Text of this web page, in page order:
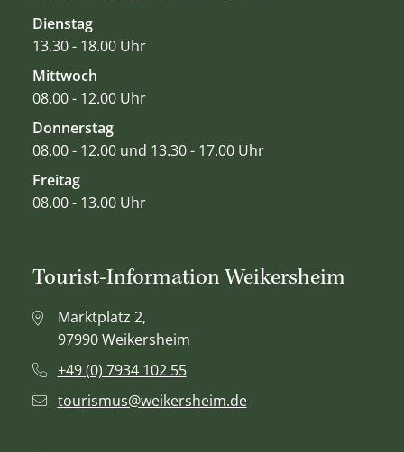
Dienstag
13.30 - 18.00 Uhr
Mittwoch
08.00 - 12.00 Uhr
Donnerstag
08.00 - 12.00 und 13.30 - 17.00 Uhr
Freitag
08.00 - 13.00 Uhr
Tourist-Information Weikersheim
Marktplatz 2,
97990 Weikersheim
+49 (0) 7934 102 55
tourismus@weikersheim.de